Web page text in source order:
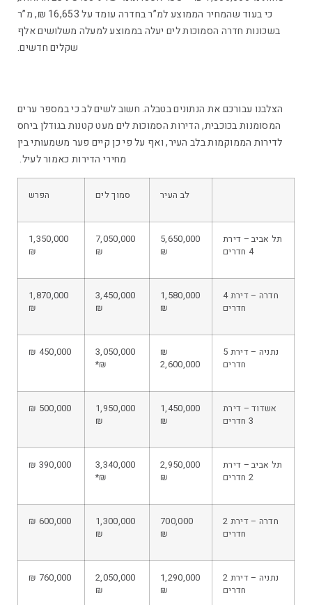
כי בעוד שהמחיר הממוצע למ”ר בחדרה עומד על 16,653 ₪, מ”ר
בשכונות חדרה הסמוכות לים יעלה בממוצע למעלה משלושים אלף
שקלים חדשים.
הצלבנו עבורכם את הנתונים בטבלה. חשוב לשים לב כי במספר ערים
המסומנות בכוכבית, הדירות הסמוכות לים מעט קטנות בגודלן ביחס
לדירות הממוקמות בלב העיר, ואף על פי כן קיים פער משמעותי בין
מחירי הדירות כאמור לעיל.
לב העיר סמוך לים הפרש
תל אביב – דירת
4 חדרים
5,650,000
₪
7,050,000
₪
1,350,000
₪
חדרה – דירת 4
חדרים
1,580,000
₪
3,450,000
₪
1,870,000
₪
נתניה – דירת 5
חדרים
₪
2,600,000
3,050,000
₪*
450,000 ₪
אשדוד – דירת
3 חדרים
1,450,000
₪
1,950,000
₪
500,000 ₪
תל אביב – דירת
2 חדרים
2,950,000
₪
3,340,000
₪*
390,000 ₪
חדרה – דירת 2
חדרים
700,000
₪
1,300,000
₪
600,000 ₪
נתניה – דירת 2
חדרים
1,290,000
₪
2,050,000
₪
760,000 ₪